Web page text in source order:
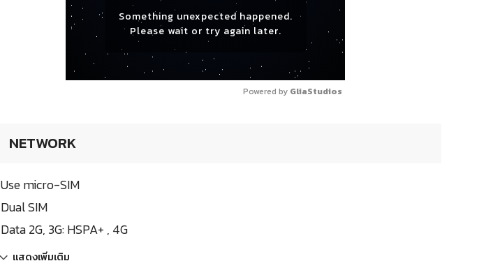
Something unexpected happened.
Please wait or try again later.
Powered by GliaStudios
NETWORK
Use micro-SIM
Dual SIM
Data 2G, 3G: HSPA+ , 4G
แสดงเพิ่มเติม